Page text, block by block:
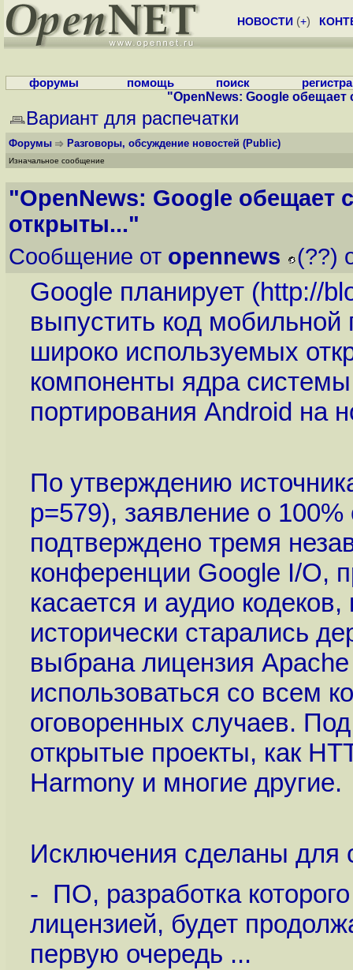
НОВОСТИ (+)
форумы помощь поиск
"OpenNews: Google обещает
Вариант для распечатки
Форумы Разговоры, обсуждение новостей (Public)
Изначальное сообщение
"OpenNews: Google обещает
открыты..."
Сообщение от opennews (??)
Google планирует (http://
выпустить код
широко используемых
компоненты ядра
портирования Android на
По утверждению
p=579), заявление о
подтверждено тремя
конференции Google I/O,
касается и аудио
исторически старались
выбрана лицензия
использоваться со всем
оговоренных случаев.
открытые проекты, как
Harmony и многие другие.
Исключения сделаны
- ПО, разработка
лицензией, будет
первую очередь ...